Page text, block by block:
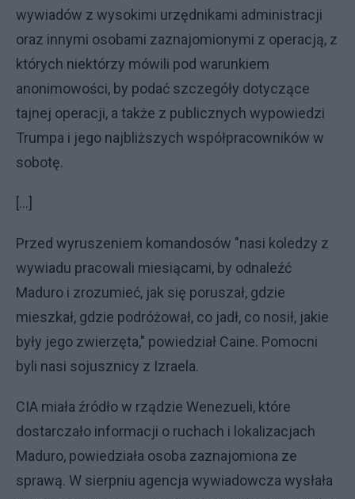
wywiadów z wysokimi urzędnikami administracji
oraz innymi osobami zaznajomionymi z operacją, z
których niektórzy mówili pod warunkiem
anonimowości, by podać szczegóły dotyczące
tajnej operacji, a także z publicznych wypowiedzi
Trumpa i jego najbliższych współpracowników w
sobotę.
[…]
Przed wyruszeniem komandosów "nasi koledzy z
wywiadu pracowali miesiącami, by odnaleźć
Maduro i zrozumieć, jak się poruszał, gdzie
mieszkał, gdzie podróżował, co jadł, co nosił, jakie
były jego zwierzęta," powiedział Caine. Pomocni
byli nasi sojusznicy z Izraela.
CIA miała źródło w rządzie Wenezueli, które
dostarczało informacji o ruchach i lokalizacjach
Maduro, powiedziała osoba zaznajomiona ze
sprawą. W sierpniu agencja wywiadowcza wysłała